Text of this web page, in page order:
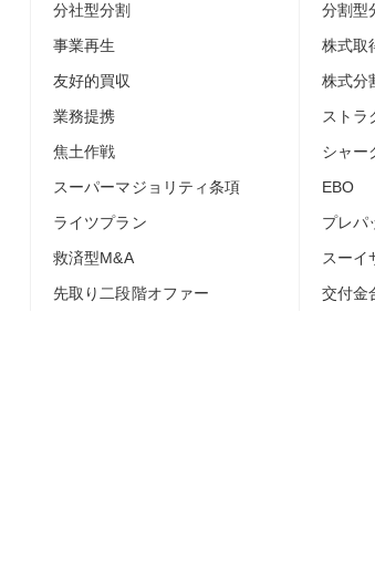
分社型分割
分割型
事業再生
株式取
友好的買収
株式分
業務提携
ストラ
焦土作戦
シャー
スーパーマジョリティ条項
EBO
ライツプラン
プレパ
救済型M&A
スーイ
先取り二段階オファー 交付金